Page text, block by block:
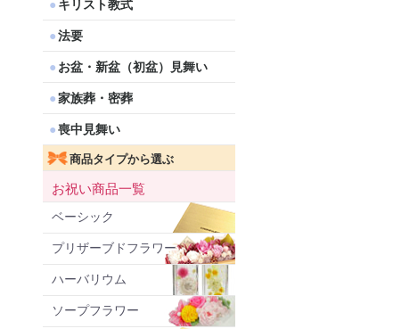
キリスト教式
法要
お盆・新盆（初盆）見舞い
家族葬・密葬
喪中見舞い
商品タイプから選ぶ
お祝い商品一覧
ベーシック
プリザーブドフラワー
ハーバリウム
ソープフラワー